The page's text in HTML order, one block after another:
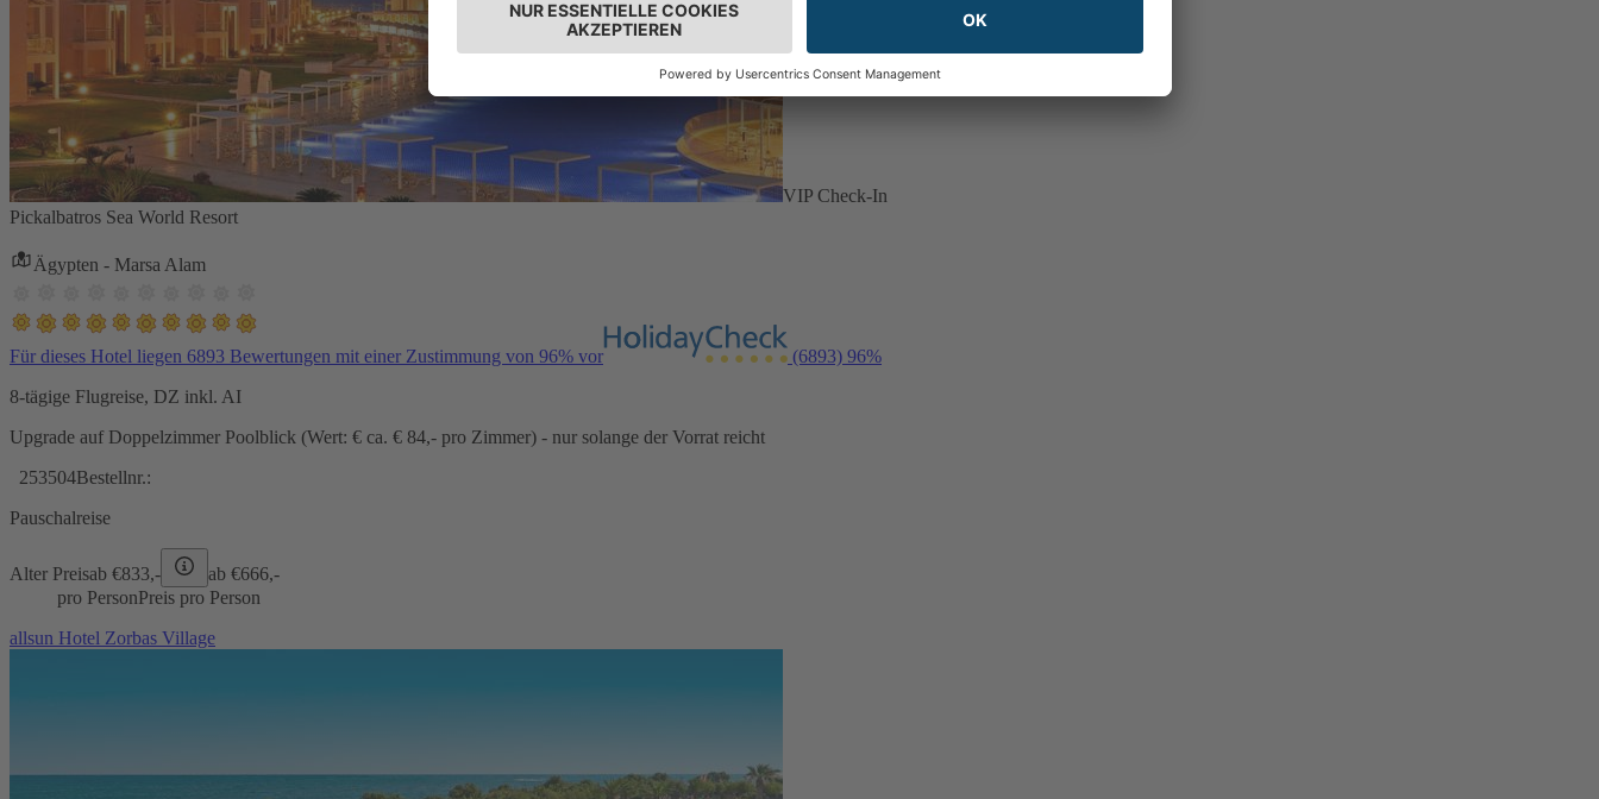
VIP Check-In
Pickalbatros Sea World Resort
Ägypten - Marsa Alam
Für dieses Hotel liegen 6893 Bewertungen mit einer Zustimmung von 96% vor (6893) 96%
8-tägige Flugreise, DZ inkl. AI
Upgrade auf Doppelzimmer Poolblick (Wert: € ca. € 84,- pro Zimmer) - nur solange der Vorrat reicht
253504Bestellnr.:
Pauschalreise
Alter Preisab €833,- ab €666,-
pro PersonPreis pro Person
allsun Hotel Zorbas Village